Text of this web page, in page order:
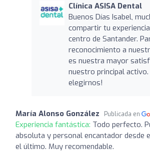
Clínica ASISA Dental
Buenos Días Isabel,
compartir tu
centro de Santander.
reconocimiento a
es nuestra mayor
nuestro principal activo.
elegirnos!
María Alonso González Publicada en
Experiencia fantástica: Todo perfecto.
absoluta y personal encantador desde
el último. Muy recomendable.